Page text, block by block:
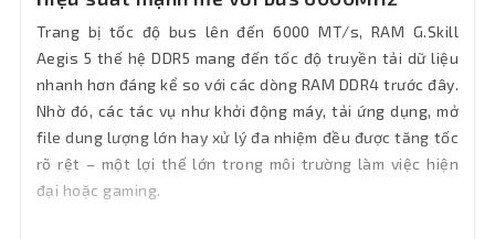
Trang bị tốc độ bus lên đến 6000 MT/s, RAM G.Skill
Aegis 5 thế hệ DDR5 mang đến tốc độ truyền tải dữ liệu
nhanh hơn đáng kể so với các dòng RAM DDR4 trước đây.
Nhờ đó, các tác vụ như khởi động máy, tải ứng dụng, mở
file dung lượng lớn hay xử lý đa nhiệm đều được tăng tốc
rõ rệt – một lợi thế lớn trong môi trường làm việc hiện
đại hoặc gaming.